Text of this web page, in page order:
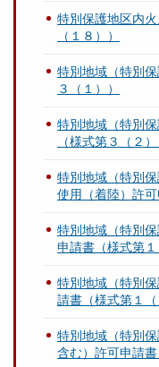
特別保護地区内
（１８））
特別地域（特別
３（１））
特別地域（特別
（様式第３（２）
特別地域（特別
使用（着陸）許可
特別地域（特別
申請書（様式第１
特別地域（特別
請書（様式第１（
特別地域（特別
含む）許可申請書